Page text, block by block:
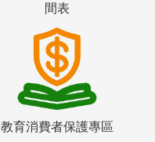
間表
教育消費者保護專區